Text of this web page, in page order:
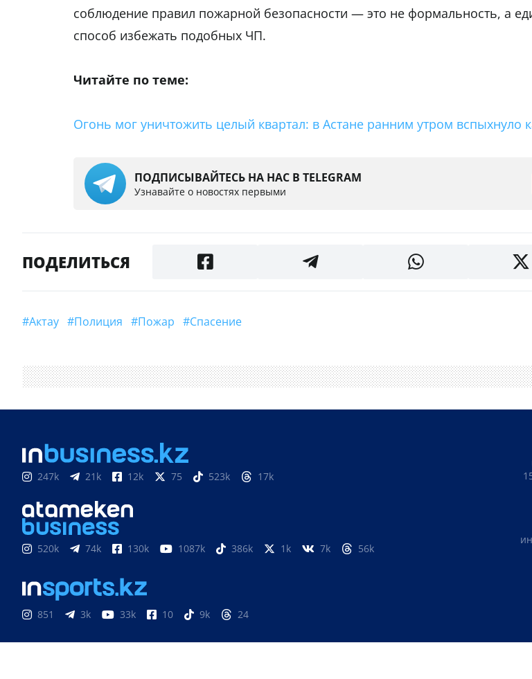
соблюдение правил пожарной безопасности — это не формальность, а
способ избежать подобных ЧП.
Читайте по теме:
Огонь мог уничтожить целый квартал: в Астане ранним утром вспыхнуло
ПОДПИСЫВАЙТЕСЬ НА НАС В TELEGRAM
Узнавайте о новостях первыми
ПОДЕЛИТЬСЯ
#Актау #полиция #пожар #спасение
247k 21k 12k 75 523k 17k
520k 74k 130k 1087k 386k 1k 7k 56k
851 3k 33k 10 9k 24